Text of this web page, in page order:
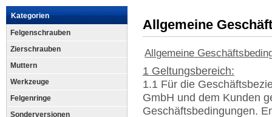
Kategorien
Felgenschrauben
Zierschrauben
Muttern
Werkzeuge
Felgenringe
Sonderversionen
Allgemeine
Allgemeine
1 Geltungsbereich:
1.1 Für die
GmbH und dem Kunden
Geschäftsbedingungen.